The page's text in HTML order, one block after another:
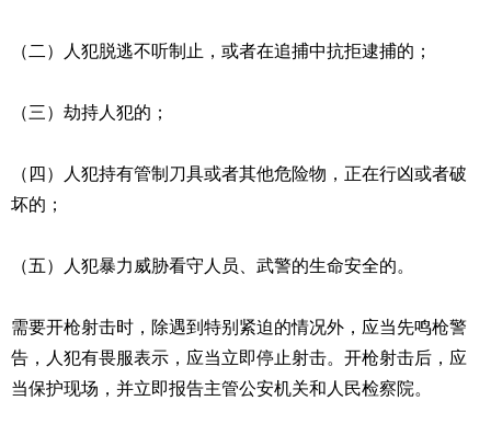
（二）人犯脱逃不听制止，或者在追捕中抗拒逮捕的；
（三）劫持人犯的；
（四）人犯持有管制刀具或者其他危险物，正在行凶或者破
坏的；
（五）人犯暴力威胁看守人员、武警的生命安全的。
需要开枪射击时，除遇到特别紧迫的情况外，应当先鸣枪警
告，人犯有畏服表示，应当立即停止射击。开枪射击后，应
当保护现场，并立即报告主管公安机关和人民检察院。